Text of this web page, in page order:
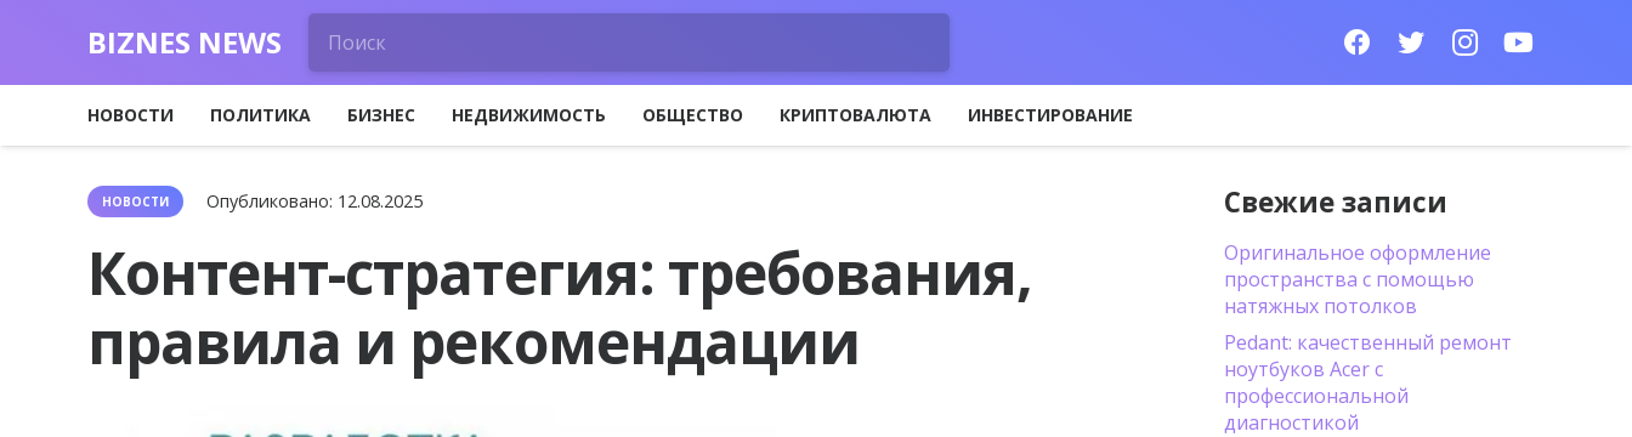
BIZNES NEWS
НОВОСТИ ПОЛИТИКА БИЗНЕС НЕДВИЖИМОСТЬ ОБЩЕСТВО КРИПТОВАЛЮТА ИНВЕСТИРОВАНИЕ
НОВОСТИ Опубликовано: 12.08.2025
Контент-стратегия: требования,
правила и рекомендации
Свежие записи
Оригинальное оформление
пространства с помощью
натяжных потолков
Pedant: качественный ремонт
ноутбуков Acer с
профессиональной
диагностикой